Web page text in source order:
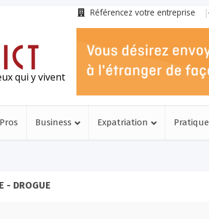
Référencez votre entreprise
qui y vivent
Business Expatriation Pratique
- DROGUE